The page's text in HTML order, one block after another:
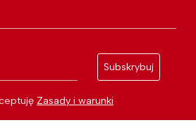
Subskrybuj
Zasady i warunki